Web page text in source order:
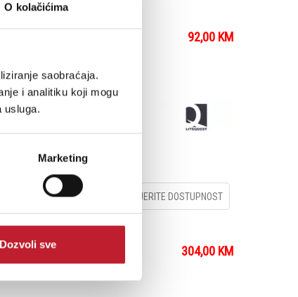
O kolačićima
saobraćaja.
i analitiku koji mogu
usluga.
Marketing
Dozvoli sve
92,00 KM
PROVJERITE DOSTUPNOST
304,00 KM